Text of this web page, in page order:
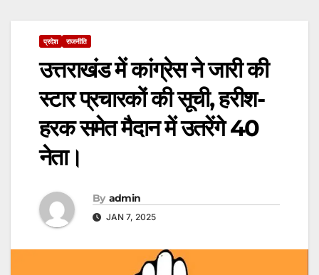
प्रदेश राजनीति
उत्तराखंड में कांग्रेस ने जारी की
स्टार प्रचारकों की सूची, हरीश-
हरक समेत मैदान में उतरेंगे 40
नेता।
By admin
JAN 7, 2025